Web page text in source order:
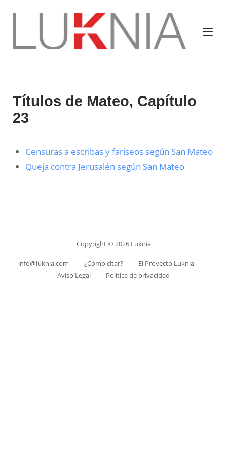
Menú
Títulos de Mateo, Capítulo
23
Censuras a escribas y fariseos según San Mateo
Queja contra Jerusalén según San Mateo
Copyright © 2026 Luknia
info@luknia.com ¿Cómo citar?
El Proyecto Luknia
Aviso Legal
Política de privacidad